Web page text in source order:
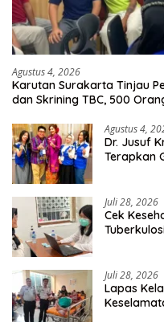
Agustus 4, 2026
Karutan Surakarta Tinjau
dan Skrining TBC, 500
Agustus 4,
Dr. Jusuf
Terapkan
Juli 28, 2026
Cek
Juli 28, 2026
Lapas